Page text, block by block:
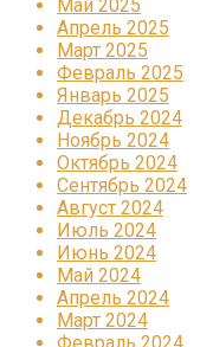
Май 2025
Апрель 2025
Март 2025
Февраль 2025
Январь 2025
Декабрь 2024
Ноябрь 2024
Октябрь 2024
Сентябрь 2024
Август 2024
Июль 2024
Июнь 2024
Май 2024
Апрель 2024
Март 2024